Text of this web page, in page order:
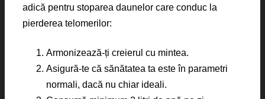
adică pentru stoparea daunelor care conduc la
pierderea telomerilor:
Armonizează-ți creierul cu mintea.
Asigură-te că sănătatea ta este în parametri
normali, dacă nu chiar ideali.